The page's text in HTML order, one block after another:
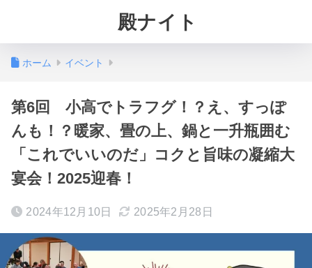
殿ナイト
ホーム イベント
第6回 小高でトラフグ！？え、すっぽ
んも！？暖家、畳の上、鍋と一升瓶囲む
「これでいいのだ」コクと旨味の凝縮大
宴会！2025迎春！
2024年12月10日 2025年2月28日